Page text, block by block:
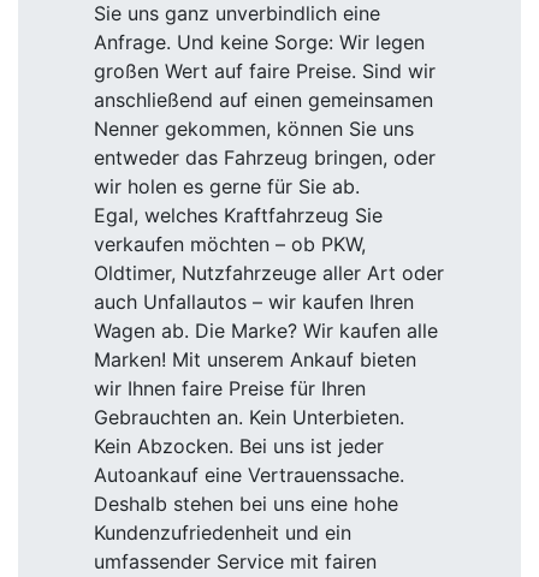
Sie uns ganz unverbindlich eine
Anfrage. Und keine Sorge: Wir legen
großen Wert auf faire Preise. Sind wir
anschließend auf einen gemeinsamen
Nenner gekommen, können Sie uns
entweder das Fahrzeug bringen, oder
wir holen es gerne für Sie ab.
Egal, welches Kraftfahrzeug Sie
verkaufen möchten – ob PKW,
Oldtimer, Nutzfahrzeuge aller Art oder
auch Unfallautos – wir kaufen Ihren
Wagen ab. Die Marke? Wir kaufen alle
Marken! Mit unserem Ankauf bieten
wir Ihnen faire Preise für Ihren
Gebrauchten an. Kein Unterbieten.
Kein Abzocken. Bei uns ist jeder
Autoankauf eine Vertrauenssache.
Deshalb stehen bei uns eine hohe
Kundenzufriedenheit und ein
umfassender Service mit fairen